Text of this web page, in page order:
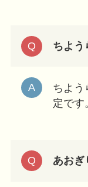
ちよう
ちよう
定です
あおぎ